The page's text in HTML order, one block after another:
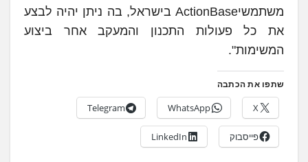
משתמשיActionBase בישראל, בה ניתן יהיה לבצע
את כל פעולות התכנון והמעקב אחר ביצוע
המשימות".
שתפו את הכתבה
X
WhatsApp
Telegram
פייסבוק LinkedIn